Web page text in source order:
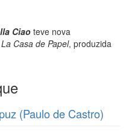
Ciaoteve nova
La Casa de Papel, produzida
(Paulo de Castro)